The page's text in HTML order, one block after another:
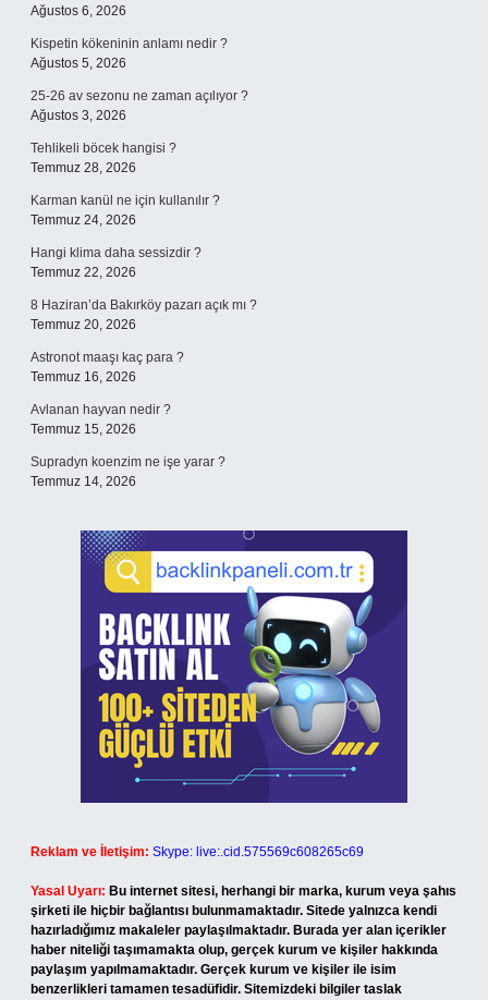
Ağustos 6, 2026
Kispetin kökeninin anlamı nedir ?
Ağustos 5, 2026
25-26 av sezonu ne zaman açılıyor ?
Ağustos 3, 2026
Tehlikeli böcek hangisi ?
Temmuz 28, 2026
Karman kanül ne için kullanılır ?
Temmuz 24, 2026
Hangi klima daha sessizdir ?
Temmuz 22, 2026
8 Haziran’da Bakırköy pazarı açık mı ?
Temmuz 20, 2026
Astronot maaşı kaç para ?
Temmuz 16, 2026
Avlanan hayvan nedir ?
Temmuz 15, 2026
Supradyn koenzim ne işe yarar ?
Temmuz 14, 2026
Reklam ve İletişim: Skype: live:.cid.575569c608265c69
Yasal Uyarı: Bu internet sitesi, herhangi bir marka, kurum veya şahıs
şirketi ile hiçbir bağlantısı bulunmamaktadır. Sitede yalnızca kendi
hazırladığımız makaleler paylaşılmaktadır. Burada yer alan içerikler
haber niteliği taşımamakta olup, gerçek kurum ve kişiler hakkında
paylaşım yapılmamaktadır. Gerçek kurum ve kişiler ile isim
benzerlikleri tamamen tesadüfidir. Sitemizdeki bilgiler taslak